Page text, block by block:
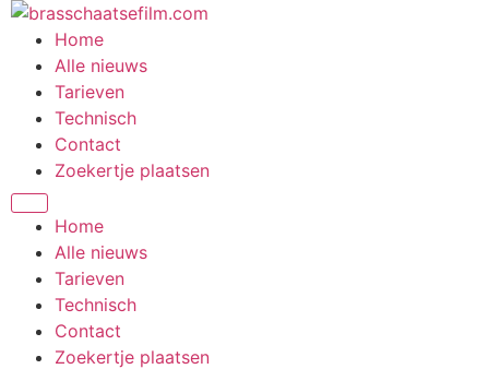
Spring
inhoud
Home
Alle nieuws
Tarieven
Technisch
Contact
Zoekertje plaatsen
Home
Alle nieuws
Tarieven
Technisch
Contact
Zoekertje plaatsen